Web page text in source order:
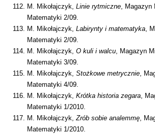
M. Mikołajczyk, Linie rytmiczne, Magazyn
Matematyki 2/09.
M. Mikołajczyk, Labirynty i matematyka,
Matematyki 2/09.
M. Mikołajczyk, O kuli i walcu, Magazyn
Matematyki 3/09.
M. Mikołajczyk, Stożkowe metrycznie,
Matematyki 4/09.
M. Mikołajczyk, Krótka historia zegara,
Matematyki 1/2010.
M. Mikołajczyk,Zrób sobie analemmę,
Matematyki 1/2010.